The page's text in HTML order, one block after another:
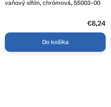
vaňový sifón, chrómová, 55003-00
€8,24
Do košíka